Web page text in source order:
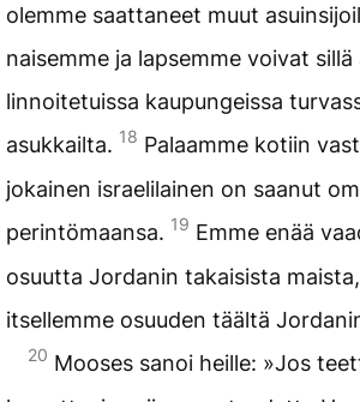
olemme saattaneet muut
naisemme ja lapsemme voivat sillä
linnoitetuissa kaupungeissa
asukkailta. 18 Palaamme kotiin
jokainen israelilainen on saanut
perintömaansa. 19 Emme enää
osuutta Jordanin takaisista
itsellemme osuuden täältä
20 Mooses sanoi heille: »Jos